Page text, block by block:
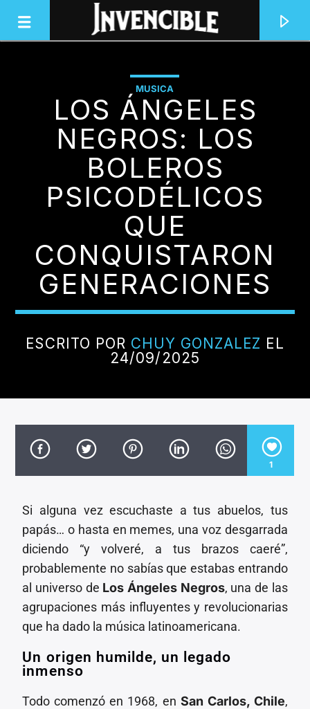
INVENCIBLE RADIO
JUNTOS SOMOS INVENCIBLES
CANCIÓN ACTUAL
TÍTULO
ARTISTA
Invencible Radio
MUSICA
LOS ÁNGELES
NEGROS: LOS
BOLEROS
PSICODÉLICOS
QUE
CONQUISTARON
GENERACIONES
ESCRITO POR CHUY GONZALEZ EL
24/09/2025
1
Si alguna vez escuchaste a tus abuelos, tus
papás… o hasta en memes, una voz desgarrada
diciendo “y volveré, a tus brazos caeré”,
probablemente no sabías que estabas entrando
al universo de Los Ángeles Negros, una de las
agrupaciones más influyentes y revolucionarias
que ha dado la música latinoamericana.
Un origen humilde, un legado
inmenso
Todo comenzó en 1968, en San Carlos, Chile,